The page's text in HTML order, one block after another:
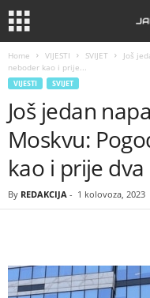
Home VIJESTI SVIJET
Još
neboder kao i prije...
VIJESTI SVIJET
Još jedan
Moskvu:
kao i prije
By REDAKCIJA - 1 kolovoza, 2023